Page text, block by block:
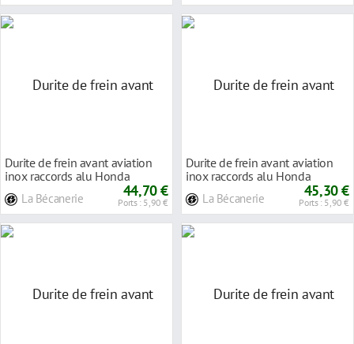
Durite de frein avant aviation
inox raccords alu Honda
La Bécanerie 44,70 €
Ports : 5,90 €
Durite de frein avant aviation
inox raccords alu Honda
La Bécanerie 45,30 €
Ports : 5,90 €